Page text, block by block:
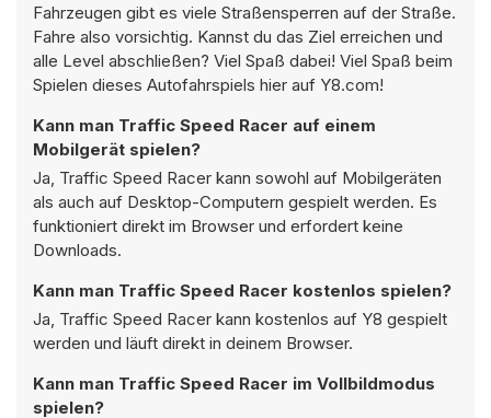
Fahrzeugen gibt es viele Straßensperren auf der Straße.
Fahre also vorsichtig. Kannst du das Ziel erreichen und
alle Level abschließen? Viel Spaß dabei! Viel Spaß beim
Spielen dieses Autofahrspiels hier auf Y8.com!
Kann man Traffic Speed Racer auf einem
Mobilgerät spielen?
Ja, Traffic Speed Racer kann sowohl auf Mobilgeräten
als auch auf Desktop-Computern gespielt werden. Es
funktioniert direkt im Browser und erfordert keine
Downloads.
Kann man Traffic Speed Racer kostenlos spielen?
Ja, Traffic Speed Racer kann kostenlos auf Y8 gespielt
werden und läuft direkt in deinem Browser.
Kann man Traffic Speed Racer im Vollbildmodus
spielen?